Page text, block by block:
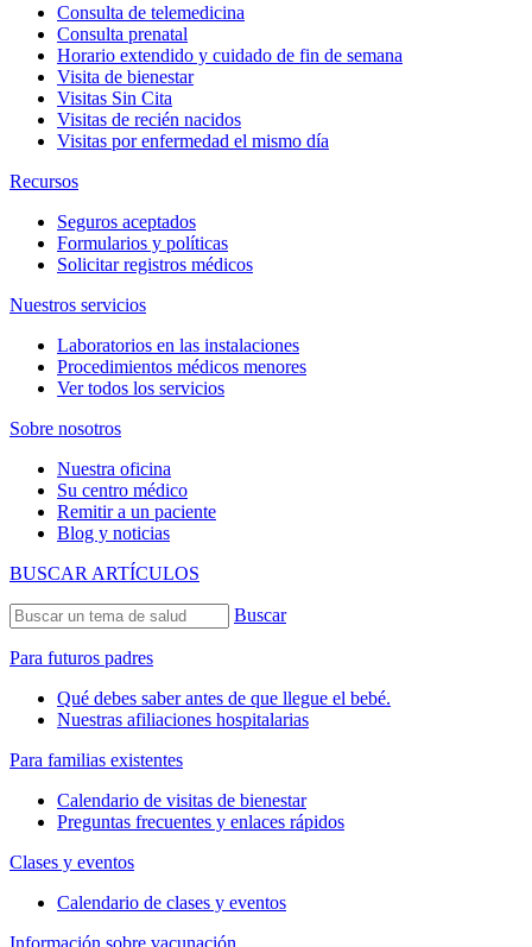
Consulta de telemedicina
Consulta prenatal
Horario extendido y cuidado de fin de semana
Visita de bienestar
Visitas Sin Cita
Visitas de recién nacidos
Visitas por enfermedad el mismo día
Recursos
Seguros aceptados
Formularios y políticas
Solicitar registros médicos
Nuestros servicios
Laboratorios en las instalaciones
Procedimientos médicos menores
Ver todos los servicios
Sobre nosotros
Nuestra oficina
Su centro médico
Remitir a un paciente
Blog y noticias
BUSCAR ARTÍCULOS
Buscar
Para futuros padres
Qué debes saber antes de que llegue el bebé.
Nuestras afiliaciones hospitalarias
Para familias existentes
Calendario de visitas de bienestar
Preguntas frecuentes y enlaces rápidos
Clases y eventos
Calendario de clases y eventos
Información sobre vacunación